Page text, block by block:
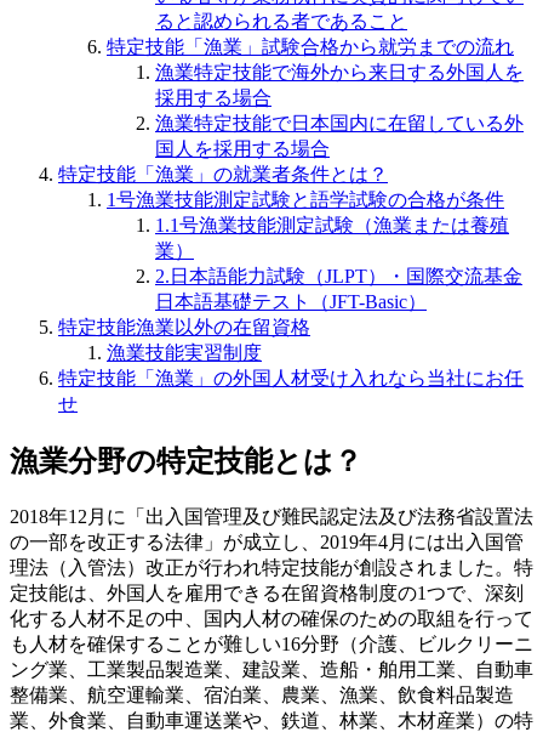
ると認められる者であること
特定技能「漁業」試験合格から就労までの流れ
漁業特定技能で海外から来日する外国人を
採用する場合
漁業特定技能で日本国内に在留している外
国人を採用する場合
特定技能「漁業」の就業者条件とは？
1号漁業技能測定試験と語学試験の合格が条件
1.1号漁業技能測定試験（漁業または養殖
業）
2.日本語能力試験（JLPT）・国際交流基金
日本語基礎テスト（JFT-Basic）
特定技能漁業以外の在留資格
漁業技能実習制度
特定技能「漁業」の外国人材受け入れなら当社にお任
せ
漁業分野の特定技能とは？
2018年12月に「出入国管理及び難民認定法及び法務省設置法
の一部を改正する法律」が成立し、2019年4月には出入国管
理法（入管法）改正が行われ特定技能が創設されました。特
定技能は、外国人を雇用できる在留資格制度の1つで、深刻
化する人材不足の中、国内人材の確保のための取組を行って
も人材を確保することが難しい16分野（介護、ビルクリーニ
ング業、工業製品製造業、建設業、造船・舶用工業、自動車
整備業、航空運輸業、宿泊業、農業、漁業、飲食料品製造
業、外食業、自動車運送業や、鉄道、林業、木材産業）の特